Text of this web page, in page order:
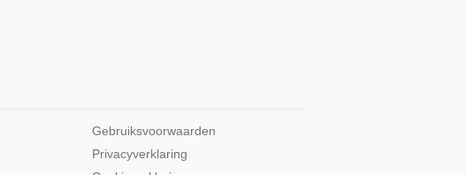
Gebruiksvoorwaarden
Privacyverklaring